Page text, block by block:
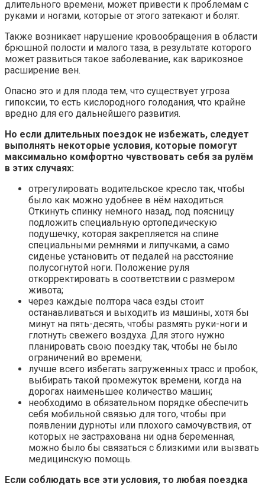
длительного времени, может привести к проблемам с
руками и ногами, которые от этого затекают и болят.
Также возникает нарушение кровообращения в области
брюшной полости и малого таза, в результате которого
может развиться такое заболевание, как варикозное
расширение вен.
Опасно это и для плода тем, что существует угроза
гипоксии, то есть кислородного голодания, что крайне
вредно для его дальнейшего развития.
Но если длительных поездок не избежать, следует
выполнять некоторые условия, которые помогут
максимально комфортно чувствовать себя за рулём
в этих случаях:
отрегулировать водительское кресло так, чтобы
было как можно удобнее в нём находиться.
Откинуть спинку немного назад, под поясницу
подложить специальную ортопедическую
подушечку, которая закрепляется на спине
специальными ремнями и липучками, а само
сиденье установить от педалей на расстояние
полусогнутой ноги. Положение руля
откорректировать в соответствии с размером
живота;
через каждые полтора часа езды стоит
останавливаться и выходить из машины, хотя бы
минут на пять-десять, чтобы размять руки-ноги и
глотнуть свежего воздуха. Для этого нужно
планировать свою поездку так, чтобы не было
ограничений во времени;
лучше всего избегать загруженных трасс и пробок,
выбирать такой промежуток времени, когда на
дорогах наименьшее количество машин;
необходимо в обязательном порядке обеспечить
себя мобильной связью для того, чтобы при
появлении дурноты или плохого самочувствия, от
которых не застрахована ни одна беременная,
можно было бы связаться с близкими или вызвать
медицинскую помощь.
Если соблюдать все эти условия, то любая поездка